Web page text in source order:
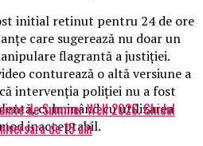
initial retinut pentru 24 de ore
care sugerează nu doar un
flagrantă a justiției.
conturează o altă versiune a
intervenția poliției nu a fost
culminând cu utilizarea
inacceptabil.
de Summer Well 2026. Ghidul
de 15 ani